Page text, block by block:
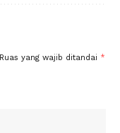
Ruas yang wajib ditandai *